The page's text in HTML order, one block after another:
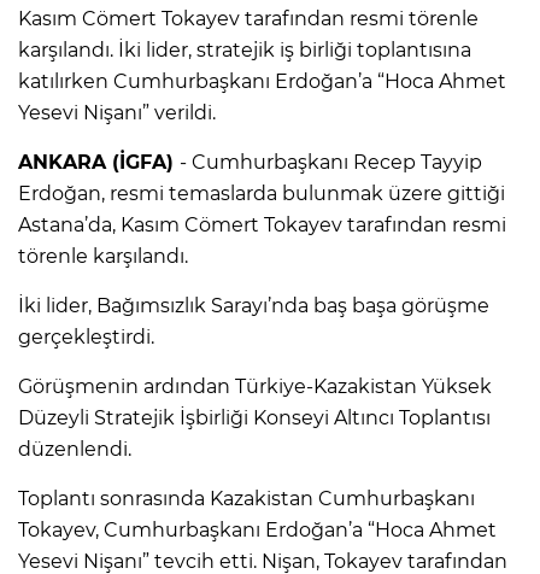
Kasım Cömert Tokayev tarafından resmi törenle
karşılandı. İki lider, stratejik iş birliği toplantısına
katılırken Cumhurbaşkanı Erdoğan’a “Hoca Ahmet
Yesevi Nişanı” verildi.
ANKARA (İGFA) - Cumhurbaşkanı Recep Tayyip
Erdoğan, resmi temaslarda bulunmak üzere gittiği
Astana’da, Kasım Cömert Tokayev tarafından resmi
törenle karşılandı.
İki lider, Bağımsızlık Sarayı’nda baş başa görüşme
gerçekleştirdi.
Görüşmenin ardından Türkiye-Kazakistan Yüksek
Düzeyli Stratejik İşbirliği Konseyi Altıncı Toplantısı
düzenlendi.
Toplantı sonrasında Kazakistan Cumhurbaşkanı
Tokayev, Cumhurbaşkanı Erdoğan’a “Hoca Ahmet
Yesevi Nişanı” tevcih etti. Nişan, Tokayev tarafından